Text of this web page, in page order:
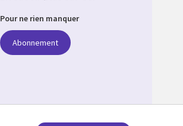
Pour ne rien manquer
Abonnement